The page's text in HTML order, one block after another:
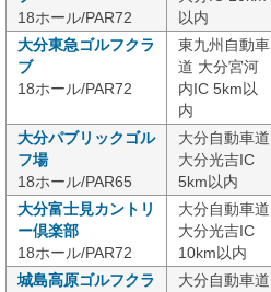
18ホール/PAR72
以内
大分東急ゴルフクラ
ブ
18ホール/PAR72
東九州自動車
道 大分宮河
内IC 5km以
内
大分パブリックゴル
フ場
18ホール/PAR65
大分自動車道
大分光吉IC
5km以内
大分富士見カントリ
ー倶楽部
18ホール/PAR72
大分自動車道
大分光吉IC
10km以内
城島高原ゴルフクラ
大分自動車道